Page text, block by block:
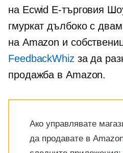
на Ecwid E-търговия
гмуркат дълбоко с
на Amazon и
FeedbackWhiz за да
продажба в Amazon.
Ако управлявате
да продавате в